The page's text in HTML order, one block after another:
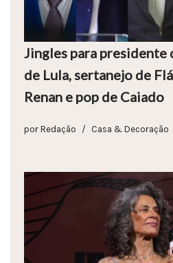
Jingles para presidente
de Lula, sertanejo de
Renan e pop de Caiado
por Redação Casa & Decoração